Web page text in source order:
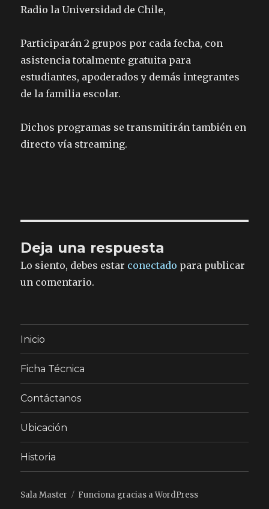
Radio la Universidad de Chile,
Participarán 2 grupos por cada fecha, con
asistencia totalmente gratuita para
estudiantes, apoderados y demás integrantes
de la familia escolar.
Dichos programas se transmitirán también en
directo vía streaming.
Deja una respuesta
Lo siento, debes estar conectado para publicar
un comentario.
Inicio
Ficha Técnica
Contáctanos
Ubicación
Historia
Sala Master Funciona gracias a WordPress